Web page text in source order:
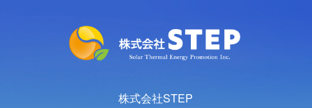
株式会社STEP